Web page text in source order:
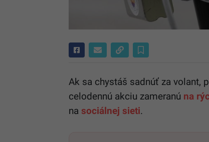
Ak sa chystáš sadnúť za volant,
celodennú akciu zameranú na
na sociálnej sieti.